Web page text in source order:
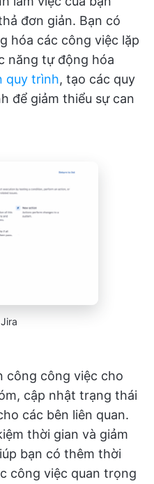
đơn giản. Bạn có
hóa các công việc lặp
năng tự động hóa
quy trình, tạo các quy
để giảm thiểu sự can
công công việc cho
cập nhật trạng thái
các bên liên quan.
thời gian và giảm
bạn có thêm thời
công việc quan trọng